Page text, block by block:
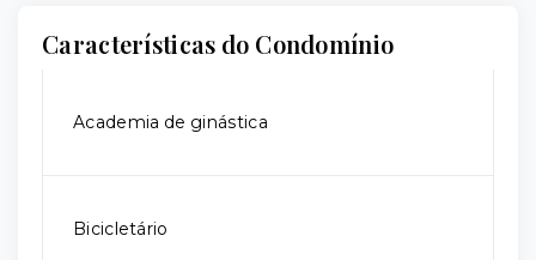
Características do Condomínio
Academia de ginástica
Bicicletário